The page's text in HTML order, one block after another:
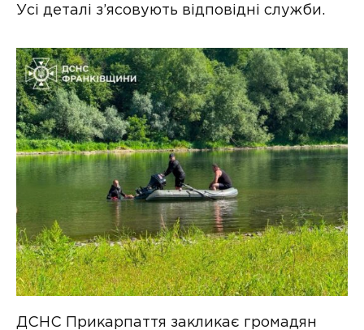
Усі деталі з’ясовують відповідні служби.
ДСНС Прикарпаття закликає громадян